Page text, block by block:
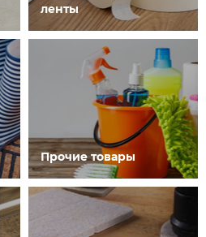
ленты
Прочие товары